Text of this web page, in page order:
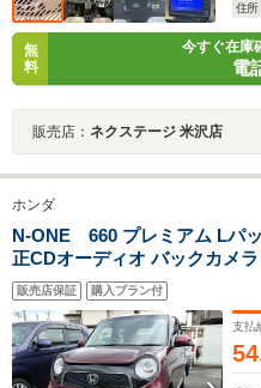
住所
無
料
今すぐ在庫
電
販売店： ネクステージ 米沢店
ホンダ
N-ONE 660 プレミアム Lパ
正CDオーディオ バックカメ
動格納ミラー Wエアバッグ
減装置 アイドリングストップ
販売店保証 購入プラン付
支払